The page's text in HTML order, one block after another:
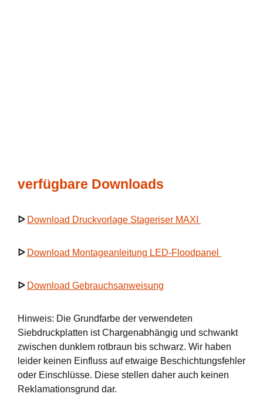
verfügbare Downloads
ᐅ Download Druckvorlage Stageriser MAXI
ᐅ Download Montageanleitung LED-Floodpanel
ᐅ Download Gebrauchsanweisung
Hinweis: Die Grundfarbe der verwendeten
Siebdruckplatten ist Chargenabhängig und schwankt
zwischen dunklem rotbraun bis schwarz. Wir haben
leider keinen Einfluss auf etwaige Beschichtungsfehler
oder Einschlüsse. Diese stellen daher auch keinen
Reklamationsgrund dar.